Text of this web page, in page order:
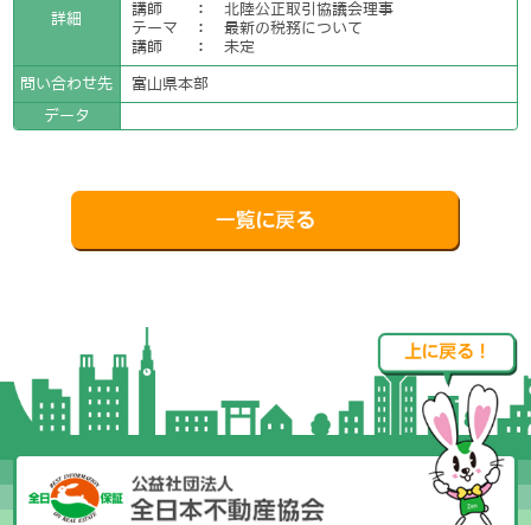
詳細
講師 ： 北陸公正取引協議会理事
テーマ ： 最新の税務について
講師 ： 未定
問い合わせ先 富山県本部
データ